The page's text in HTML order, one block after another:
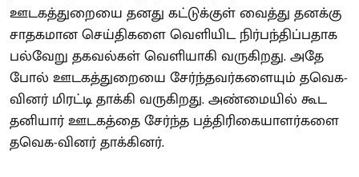
ஊடகத்துறையை தனது கட்டுக்குள் வைத்து தனக்கு
சாதகமான செய்திகளை வெளியிட நிர்பந்திப்பதாக
பல்வேறு தகவல்கள் வெளியாகி வருகிறது. அதே
போல் ஊடகத்துறையை சேர்ந்தவர்களையும் தவெக-
வினர் மிரட்டி தாக்கி வருகிறது. அண்மையில் கூட
தனியார் ஊடகத்தை சேர்ந்த பத்திரிகையாளர்களை
தவெக-வினர் தாக்கினர்.